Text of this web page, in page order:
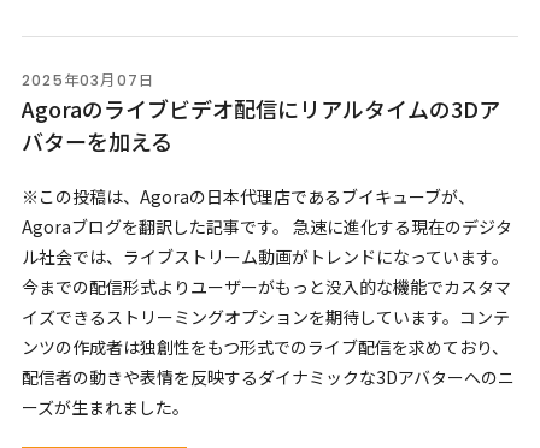
2025年03月07日
Agoraのライブビデオ配信にリアルタイムの3Dア
バターを加える
※この投稿は、Agoraの日本代理店であるブイキューブが、
Agoraブログを翻訳した記事です。 急速に進化する現在のデジタ
ル社会では、ライブストリーム動画がトレンドになっています。
今までの配信形式よりユーザーがもっと没入的な機能でカスタマ
イズできるストリーミングオプションを期待しています。コンテ
ンツの作成者は独創性をもつ形式でのライブ配信を求めており、
配信者の動きや表情を反映するダイナミックな3Dアバターへのニ
ーズが生まれました。